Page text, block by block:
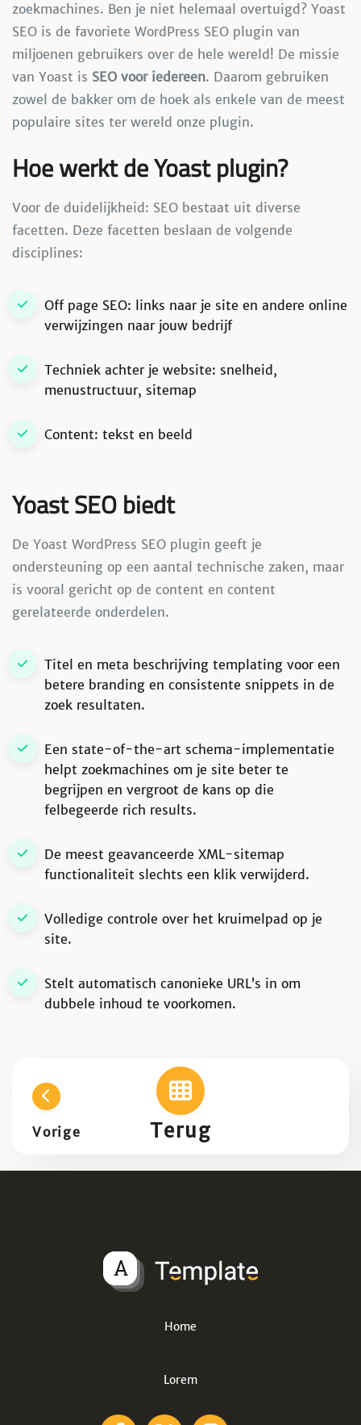
zoekmachines. Ben je niet helemaal overtuigd? Yoast
SEO is de favoriete WordPress SEO plugin van
miljoenen gebruikers over de hele wereld! De missie
van Yoast is SEO voor iedereen. Daarom gebruiken
zowel de bakker om de hoek als enkele van de meest
populaire sites ter wereld onze plugin.
Hoe werkt de Yoast plugin?
Voor de duidelijkheid: SEO bestaat uit diverse
facetten. Deze facetten beslaan de volgende
disciplines:
Off page SEO: links naar je site en andere online
verwijzingen naar jouw bedrijf
Techniek achter je website: snelheid,
menustructuur, sitemap
Content: tekst en beeld
Yoast SEO biedt
De Yoast WordPress SEO plugin geeft je
ondersteuning op een aantal technische zaken, maar
is vooral gericht op de content en content
gerelateerde onderdelen.
Titel en meta beschrijving templating voor een
betere branding en consistente snippets in de
zoek resultaten.
Een state-of-the-art schema-implementatie
helpt zoekmachines om je site beter te
begrijpen en vergroot de kans op die
felbegeerde rich results.
De meest geavanceerde XML-sitemap
functionaliteit slechts een klik verwijderd.
Volledige controle over het kruimelpad op je
site.
Stelt automatisch canonieke URL’s in om
dubbele inhoud te voorkomen.
Vorige Terug
Home
Lorem